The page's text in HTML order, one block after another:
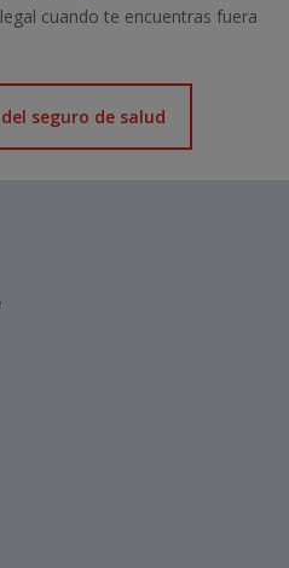
cuando te encuentras fuera
seguro de salud